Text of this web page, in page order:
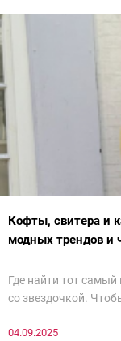
Кофты, свитера и
модных трендов и
Где найти тот
со звездочкой.
паники.
04.09.2025